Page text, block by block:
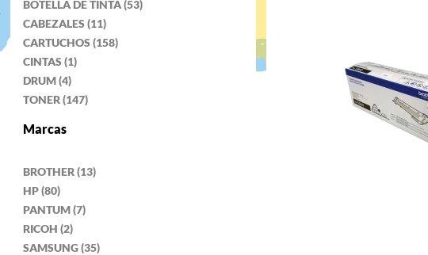
BOTELLA DE TINTA (53)
CABEZALES (11)
CARTUCHOS (158)
CINTAS (1)
DRUM (4)
TONER (147)
Marcas
BROTHER (13)
HP (80)
PANTUM (7)
RICOH (2)
SAMSUNG (35)